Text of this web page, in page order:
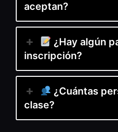
aceptan?
¿Hay algún
inscripción?
¿Cuántas
clase?